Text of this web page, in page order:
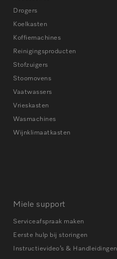
Drogers
Koelkasten
Koffiemachines
Reinigingsproducten
Stofzuigers
Stoomovens
Vaatwassers
Vrieskasten
Wasmachines
Wijnklimaatkasten
Miele support
Serviceafspraak maken
Eerste hulp bij storingen
Instructievideo’s & Handleidingen